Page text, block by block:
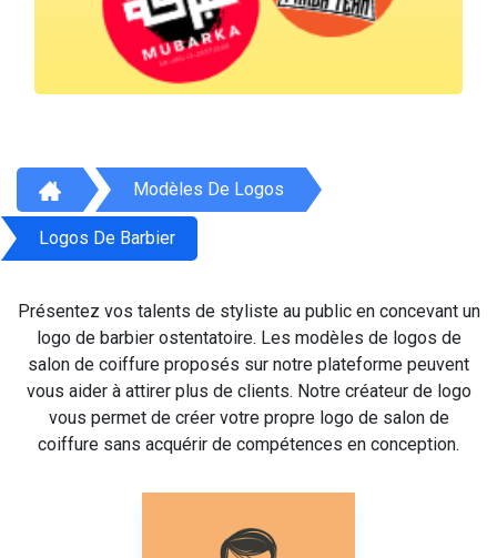
Modèles De Logos
Logos De Barbier
Présentez vos talents de styliste au public en concevant un
logo de barbier ostentatoire. Les modèles de logos de
salon de coiffure proposés sur notre plateforme peuvent
vous aider à attirer plus de clients. Notre créateur de logo
vous permet de créer votre propre logo de salon de
coiffure sans acquérir de compétences en conception.